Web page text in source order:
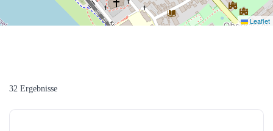
Leaflet
32 Ergebnisse